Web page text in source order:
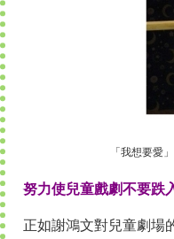
「我想要愛
努力使兒童戲劇不要跌
正如謝鴻文對兒童劇場